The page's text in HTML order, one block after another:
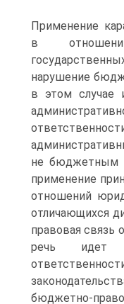
Применение
в
нарушение
в этом случае
не бюджетным
применение
отношений
отличающихся
правовая связь
речь идет о
бюджетно-